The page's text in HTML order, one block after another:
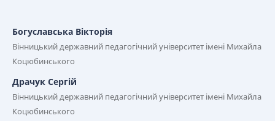
Богуславська Вікторія
Вінницький державний педагогічний університет імені Михайла
Коцюбинського
Драчук Сергій
Вінницький державний педагогічний університет імені Михайла
Коцюбинського